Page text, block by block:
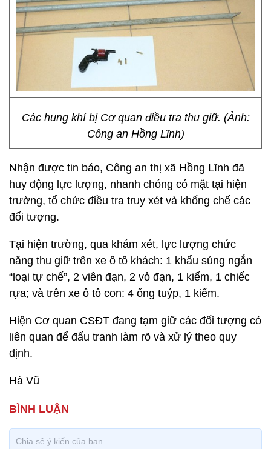
Các hung khí bị Cơ quan điều tra thu giữ. (Ảnh:
Công an Hồng Lĩnh)
Nhận được tin báo, Công an thị xã Hồng Lĩnh đã
huy động lực lượng, nhanh chóng có mặt tại hiện
trường, tổ chức điều tra truy xét và khống chế các
đối tượng.
Tại hiện trường, qua khám xét, lực lượng chức
năng thu giữ trên xe ô tô khách: 1 khẩu súng ngắn
“loại tự chế”, 2 viên đạn, 2 vỏ đạn, 1 kiếm, 1 chiếc
rựa; và trên xe ô tô con: 4 ống tuýp, 1 kiếm.
Hiện Cơ quan CSĐT đang tạm giữ các đối tượng có
liên quan để đấu tranh làm rõ và xử lý theo quy
định.
Hà Vũ